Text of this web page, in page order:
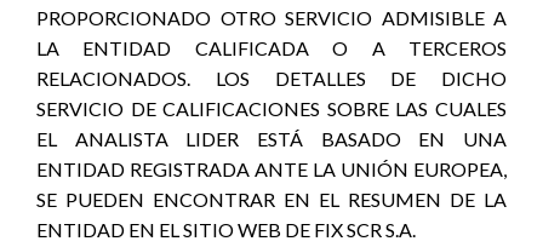
PROPORCIONADO OTRO SERVICIO ADMISIBLE A
LA ENTIDAD CALIFICADA O A TERCEROS
RELACIONADOS. LOS DETALLES DE DICHO
SERVICIO DE CALIFICACIONES SOBRE LAS CUALES
EL ANALISTA LIDER ESTÁ BASADO EN UNA
ENTIDAD REGISTRADA ANTE LA UNIÓN EUROPEA,
SE PUEDEN ENCONTRAR EN EL RESUMEN DE LA
ENTIDAD EN EL SITIO WEB DE FIX SCR S.A.